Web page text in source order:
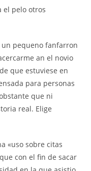
el pelo otros
un pequeno fanfarron
an el novio
que estuviese en
para personas
que ni
real. Elige
«uso sobre citas
con el fin de sacar